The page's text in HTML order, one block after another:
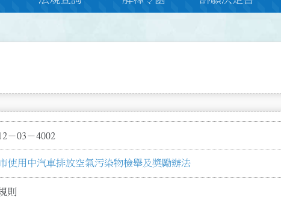
－03－4002
使用中汽車排放空氣污染物檢舉及獎勵辦法
則